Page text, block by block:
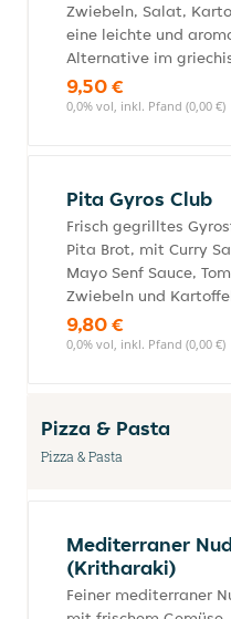
Zwiebeln, Salat,
eine leichte und
Alternative im
9,50 €
0,0% vol, inkl. Pfand (0,00 €)
Pita Gyros Club
Frisch gegrilltes
Pita Brot, mit Curry
Mayo Senf Sauce,
Zwiebeln und
9,80 €
0,0% vol, inkl. Pfand (0,00 €)
Pizza & Pasta
Pizza & Pasta
Mediterraner
(Kritharaki)
Feiner mediterraner